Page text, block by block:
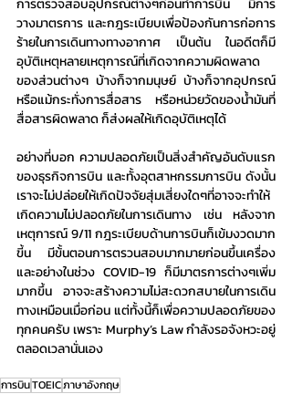
การตรวจสอบอุปกรณ์ต่างๆก่อนทำการบิน มีการ
วางมาตรการ และกฎระเบียบเพื่อป้องกันการก่อการ
ร้ายในการเดินทางทางอากาศ เป็นต้น ในอดีตก็มี
อุบัติเหตุหลายเหตุการณ์ที่เกิดจากความผิดพลาด
ของส่วนต่างๆ บ้างก็จากมนุษย์ บ้างก็จากอุปกรณ์
หรือแม้กระทั่งการสื่อสาร หรือหน่วยวัดของน้ำมันที่
สื่อสารผิดพลาด ก็ส่งผลให้เกิดอุบัติเหตุได้
อย่างที่บอก ความปลอดภัยเป็นสิ่งสำคัญอันดับแรก
ของธุรกิจการบิน และทั้งอุตสาหกรรมการบิน ดังนั้น
เราจะไม่ปล่อยให้เกิดปัจจัยสุ่มเสี่ยงใดๆที่อาจจะทำให้
เกิดความไม่ปลอดภัยในการเดินทาง เช่น หลังจาก
เหตุการณ์ 9/11 กฎระเบียบด้านการบินก็เข้มงวดมาก
ขี้น มีข้้นตอนการตรวนสอบมากมายก่อนขึ้นเครื่อง
และอย่างในช่วง COVID-19 ก็มีมาตรการต่างๆเพิ่ม
มากขึ้น อาจจะสร้างความไม่สะดวกสบายในการเดิน
ทางเหมือนเมื่อก่อน แต่ทั้งนี้ก็เพื่อความปลอดภัยของ
ทุกคนครับ เพราะ Murphy’s Law กำลังรอจังหวะอยู่
ตลอดเวลานั่นเอง
การบินTOEICภาษาอังกฤษ